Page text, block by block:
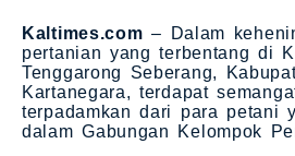
Kaltimes.com – Dalam
pertanian yang terbentang di
Tenggarong Seberang,
Kartanegara, terdapat
terpadamkan dari para petani
dalam Gabungan Kelompok